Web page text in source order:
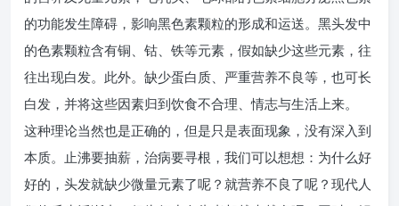
的功能发生障碍，影响黑色素颗粒的形成和运送。黑头发中
的色素颗粒含有铜、钴、铁等元素，假如缺少这些元素，往
往出现白发。此外。缺少蛋白质、严重营养不良等，也可长
白发，并将这些因素归到饮食不合理、情志与生活上来。
这种理论当然也是正确的，但是只是表面现象，没有深入到
本质。止沸要抽薪，治病要寻根，我们可以想想：为什么好
好的，头发就缺少微量元素了呢？就营养不良了呢？现代人